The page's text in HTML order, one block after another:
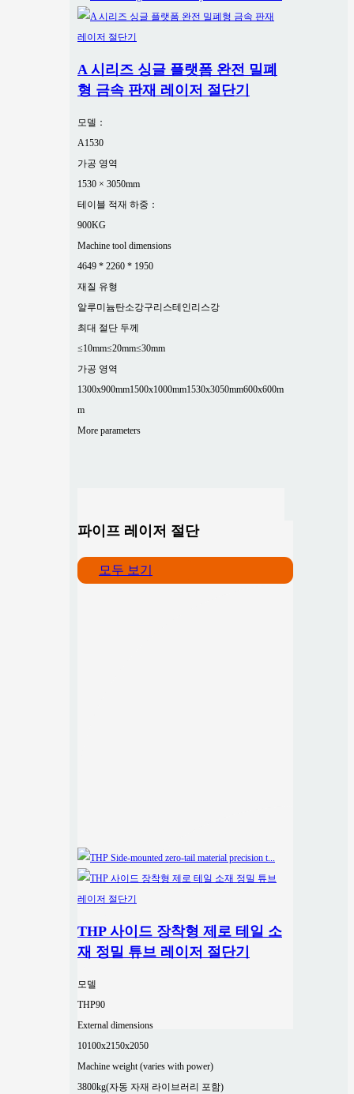
A 시리즈 싱글 플랫폼 완전 밀폐
형 금속 판재 레이저 절단기
모델：
A1530
가공 영역
1530 × 3050mm
테이블 적재 하중：
900KG
Machine tool dimensions
4649 * 2260 * 1950
재질 유형
알루미늄탄소강구리스테인리스강
최대 절단 두께
≤10mm≤20mm≤30mm
가공 영역
1300x900mm1500x1000mm1530x3050mm600x600m
m
More parameters
파이프 레이저 절단
모두 보기
THP 사이드 장착형 제로 테일 소
재 정밀 튜브 레이저 절단기
모델
THP90
External dimensions
10100x2150x2050
Machine weight (varies with power)
3800kg(자동 자재 라이브러리 포함)